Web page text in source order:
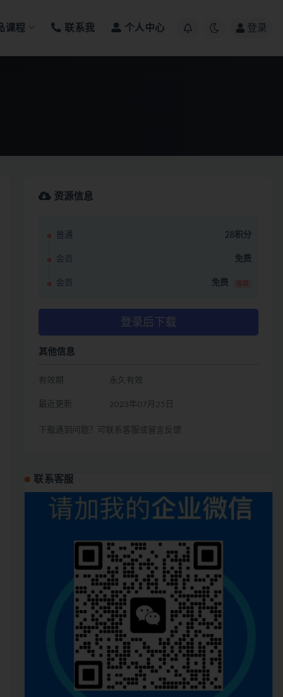
课程 联系我 个人中心 登录
资源信息
普通 28积分
会员 免费
会员 免费 推荐
登录后下载
其他信息
有效期 永久有效
最近更新 2023年07月25日
下载遇到问题？可联系客服或留言反馈
联系客服